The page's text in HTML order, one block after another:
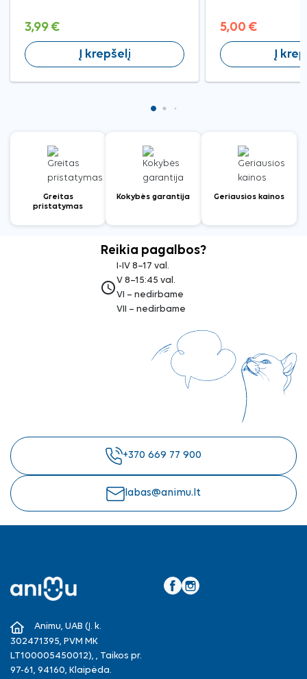
3,99 €
Į krepšelį
5,00 €
Į
Greitas
pristatymas
Kokybės garantija Geriausios kainos
Reikia pagalbos?
access_time
I-IV 8–17 val.
V 8–15:45 val.
VI – nedirbame
VII – nedirbame
+370 669 77 900
labas@animu.lt
Animu, UAB (Į. k.
302471395, PVM MK
LT100005450012), , Taikos pr.
97-61, 94160, Klaipėda.